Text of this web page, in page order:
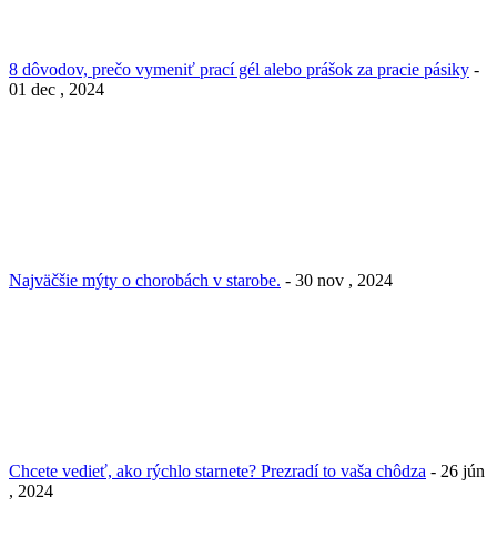
8 dôvodov, prečo vymeniť prací gél alebo prášok za pracie pásiky -
01 dec , 2024
Najväčšie mýty o chorobách v starobe. - 30 nov , 2024
Chcete vedieť, ako rýchlo starnete? Prezradí to vaša chôdza - 26 jún
, 2024